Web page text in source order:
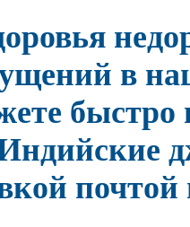
в
быстро